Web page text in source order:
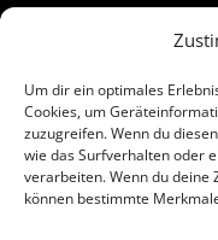
Um dir ein optimales
Cookies, um
zuzugreifen. Wenn du
wie das Surfverhalten oder
verarbeiten. Wenn du deine
können bestimmte